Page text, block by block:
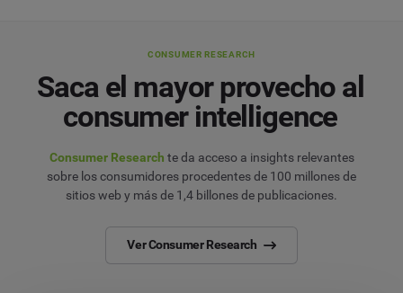
CONSUMER RESEARCH
Saca el mayor provecho al
consumer intelligence
Consumer Research te da acceso a insights relevantes
sobre los consumidores procedentes de 100 millones de
sitios web y más de 1,4 billones de publicaciones.
Ver Consumer Research